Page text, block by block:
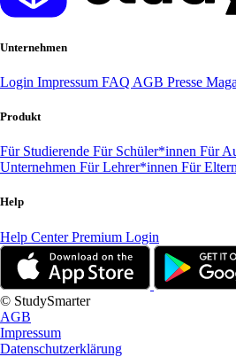
Unternehmen
Login Impressum FAQ AGB Presse
Produkt
Für Studierende Für Schüler*innen Für
Unternehmen Für Lehrer*innen Für Eltern
Help
Help CenterPremium Login
© StudySmarter
AGB
Impressum
Datenschutzerklärung